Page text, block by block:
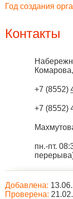
Год создания
Контакты
+7 (8552)
+7 (8552)
пн.-пт.
Добавлена:
Проверена: